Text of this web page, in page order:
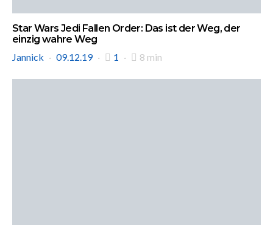
Star Wars Jedi Fallen Order: Das ist der Weg, der
einzig wahre Weg
Jannick
09.12.19 1 8 min